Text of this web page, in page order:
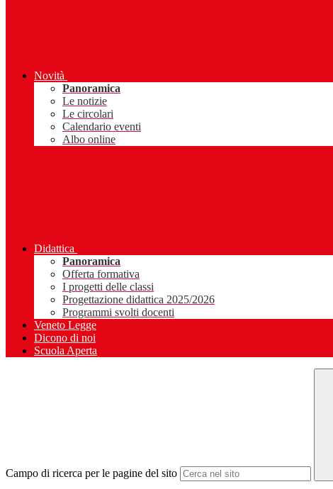
Novità
Panoramica
Le notizie
Le circolari
Calendario eventi
Albo online
Didattica
Panoramica
Offerta formativa
I progetti delle classi
Progettazione didattica 2025/2026
Programmi svolti docenti
Veneto Legge
Dicono di noi
Scuola Aperta
Campo di ricerca per le pagine del sito